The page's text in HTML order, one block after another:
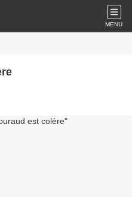
MENU